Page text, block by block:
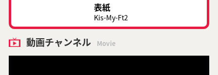
表紙
Kis-My-Ft2
動画チャンネル Movie